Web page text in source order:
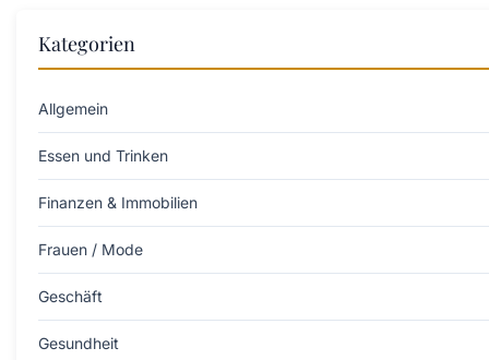
Kategorien
Allgemein
Essen und Trinken
Finanzen & Immobilien
Frauen / Mode
Geschäft
Gesundheit